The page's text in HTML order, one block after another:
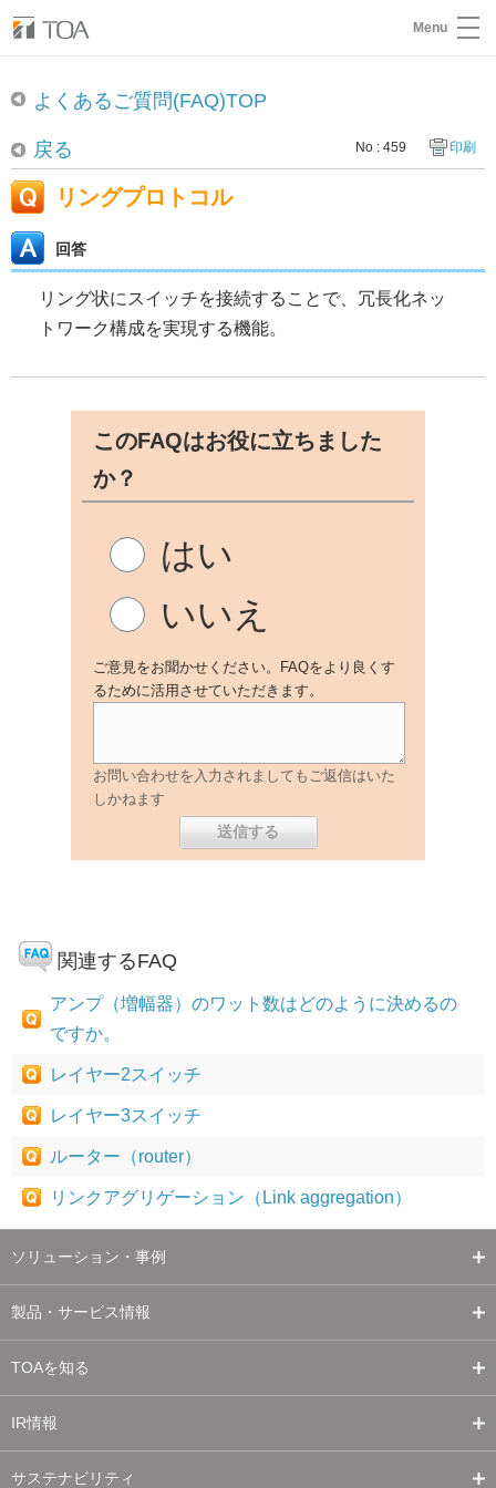
Menu
よくあるご質問(FAQ)TOP
戻る No : 459 印刷
リングプロトコル
回答
リング状にスイッチを接続することで、冗長化ネッ
トワーク構成を実現する機能。
このFAQはお役に立ちました
か？
はい
いいえ
ご意見をお聞かせください。FAQをより良くす
るために活用させていただきます。
お問い合わせを入力されましてもご返信はいた
しかねます
関連するFAQ
アンプ（増幅器）のワット数はどのように決めるの
ですか。
レイヤー2スイッチ
レイヤー3スイッチ
ルーター（router）
リンクアグリゲーション（Link aggregation）
ソリューション・事例
製品・サービス情報
TOAを知る
IR情報
サステナビリティ